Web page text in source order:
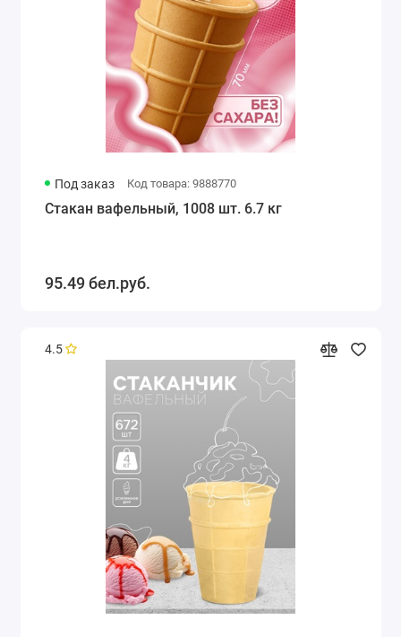
Под заказ Код товара: 9888770
Стакан вафельный, 1008 шт. 6.7 кг
95.49 бел.руб.
4.5